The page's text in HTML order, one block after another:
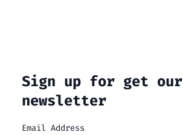
Sign up for get our
newsletter
Email Address